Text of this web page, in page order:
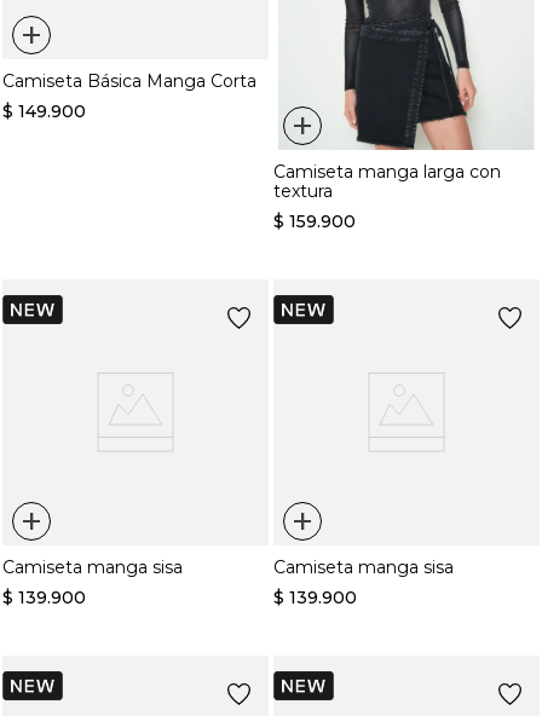
+
Camiseta Básica Manga Corta
$ 149.900 +
Camiseta manga larga con
textura
$ 159.900
+
Camiseta manga sisa
$ 139.900
+
Camiseta manga sisa
$ 139.900